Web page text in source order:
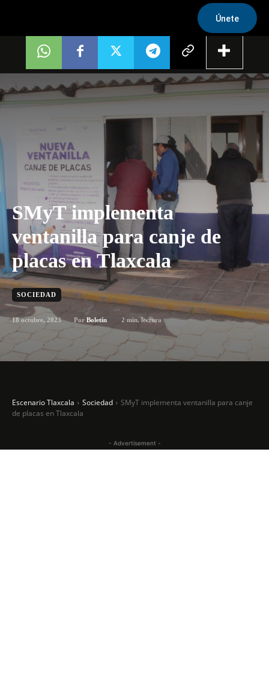
Únete
SMyT implementa
ventanilla para canje de
placas en Tlaxcala
SOCIEDAD
18 octubre, 2023 Por Boletín 2 min. lectura
Escenario Tlaxcala Sociedad
SMyT implementa ventanilla para canje
de placas en Tlaxcala
- Advertisement -